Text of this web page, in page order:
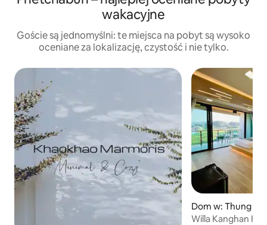
wakacyjne
Goście są jednomyślni: te miejsca na pobyt są wysoko
oceniane za lokalizację, czystość i nie tylko.
Dom w: Thung
Willa Kanghan